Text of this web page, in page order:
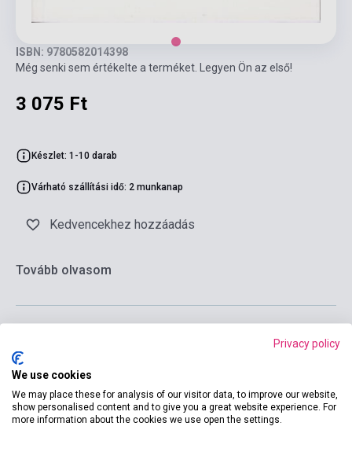
ISBN: 9780582014398
Még senki sem értékelte a terméket. Legyen Ön az első!
3 075 Ft
Készlet: 1-10 darab
Várható szállítási idő: 2 munkanap
Kedvencekhez hozzáadás
Tovább olvasom
Privacy policy
We use cookies
We may place these for analysis of our visitor data, to improve our website,
show personalised content and to give you a great website experience. For
more information about the cookies we use open the settings.